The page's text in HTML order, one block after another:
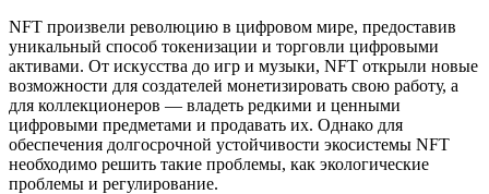
NFT произвели революцию в цифровом мире, предоставив
уникальный способ токенизации и торговли цифровыми
активами. От искусства до игр и музыки, NFT открыли новые
возможности для создателей монетизировать свою работу, а
для коллекционеров — владеть редкими и ценными
цифровыми предметами и продавать их. Однако для
обеспечения долгосрочной устойчивости экосистемы NFT
необходимо решить такие проблемы, как экологические
проблемы и регулирование.